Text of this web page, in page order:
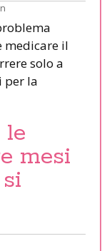
medicare il
solo a
per la
le
mesi